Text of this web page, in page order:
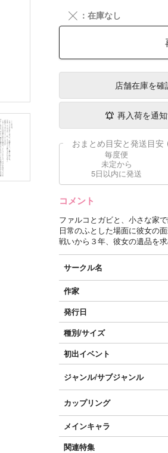
╳ ：在庫なし
店舗在庫を確
再入荷を通
おまとめ目安と発送目安
毎度便
未定から
5日以内に発送
コメント
ファルコとガビと、小さな家
日常のふとした場面に彼女の
戦いから３年、彼女の遺品を
サークル名
作家
発行日
種別/サイズ
初出イベント
ジャンル/サブジャンル
カップリング
メインキャラ
関連特集